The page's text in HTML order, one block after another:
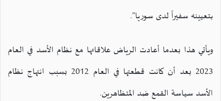
بتعيينه سفيراً لدى سوريا”.
ويأتي هذا بعدما أعادت الرياض علاقاتها مع نظام الأسد في العام
2023 بعد أن كانت قطعتها في العام 2012 بسبب انتهاج نظام
الأسد سياسة القمع ضد المتظاهرين.